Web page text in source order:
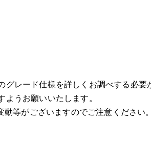
レード仕様を詳しくお調べする必
うお願いいたします。
等がございますのでご注意ください。